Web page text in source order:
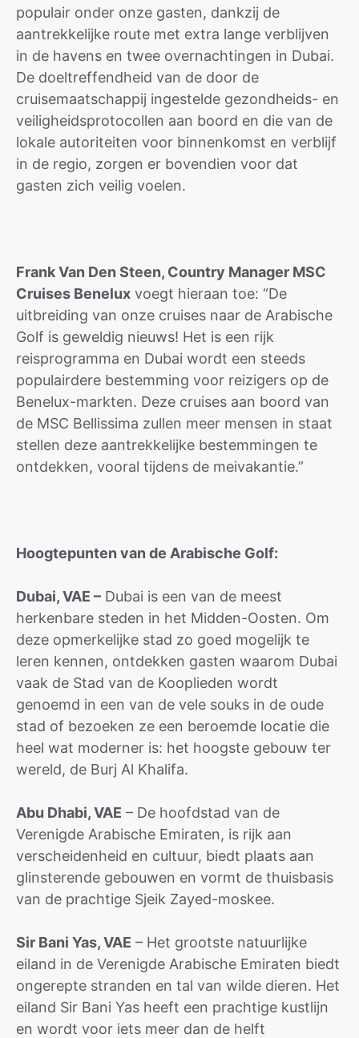
populair onder onze gasten, dankzij de
aantrekkelijke route met extra lange verblijven
in de havens en twee overnachtingen in Dubai.
De doeltreffendheid van de door de
cruisemaatschappij ingestelde gezondheids- en
veiligheidsprotocollen aan boord en die van de
lokale autoriteiten voor binnenkomst en verblijf
in de regio, zorgen er bovendien voor dat
gasten zich veilig voelen.
Frank Van Den Steen, Country Manager MSC
Cruises Benelux voegt hieraan toe: “De
uitbreiding van onze cruises naar de Arabische
Golf is geweldig nieuws! Het is een rijk
reisprogramma en Dubai wordt een steeds
populairdere bestemming voor reizigers op de
Benelux-markten. Deze cruises aan boord van
de MSC Bellissima zullen meer mensen in staat
stellen deze aantrekkelijke bestemmingen te
ontdekken, vooral tijdens de meivakantie.”
Hoogtepunten van de Arabische Golf:
Dubai, VAE – Dubai is een van de meest
herkenbare steden in het Midden-Oosten. Om
deze opmerkelijke stad zo goed mogelijk te
leren kennen, ontdekken gasten waarom Dubai
vaak de Stad van de Kooplieden wordt
genoemd in een van de vele souks in de oude
stad of bezoeken ze een beroemde locatie die
heel wat moderner is: het hoogste gebouw ter
wereld, de Burj Al Khalifa.
Abu Dhabi, VAE – De hoofdstad van de
Verenigde Arabische Emiraten, is rijk aan
verscheidenheid en cultuur, biedt plaats aan
glinsterende gebouwen en vormt de thuisbasis
van de prachtige Sjeik Zayed-moskee.
Sir Bani Yas, VAE – Het grootste natuurlijke
eiland in de Verenigde Arabische Emiraten biedt
ongerepte stranden en tal van wilde dieren. Het
eiland Sir Bani Yas heeft een prachtige kustlijn
en wordt voor iets meer dan de helft